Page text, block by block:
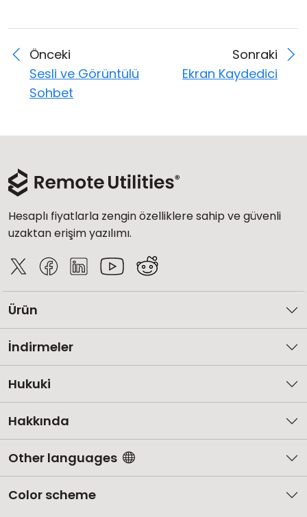
Önceki
Sesli ve Görüntülü
Sohbet
Sonraki
Ekran Kaydedici
Hesaplı fiyatlarla zengin özelliklere sahip ve güvenli
uzaktan erişim yazılımı.
Ürün
İndirmeler
Hukuki
Hakkında
Other languages
Color scheme